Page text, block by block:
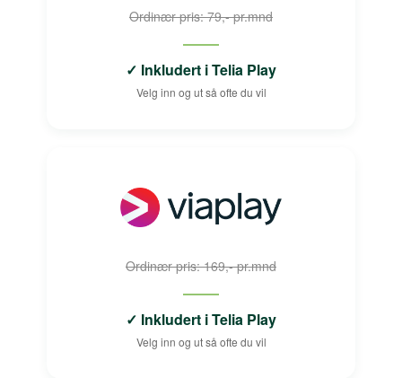
Ordinær pris: 79,- pr.mnd
✓ Inkludert i Telia Play
Velg inn og ut så ofte du vil
Ordinær pris: 169,- pr.mnd
✓ Inkludert i Telia Play
Velg inn og ut så ofte du vil